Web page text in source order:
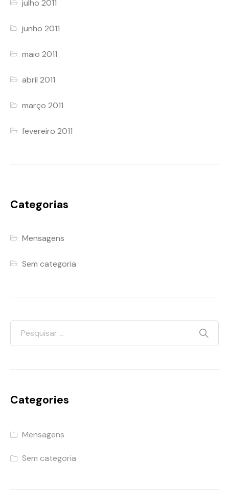
julho 2011
junho 2011
maio 2011
abril 2011
março 2011
fevereiro 2011
Categorias
Mensagens
Sem categoria
Categories
Mensagens
Sem categoria